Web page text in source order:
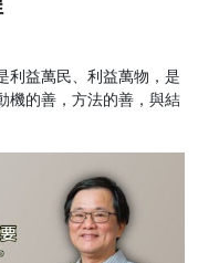
利益萬民、利益萬物，是
機的善，方法的善，與結